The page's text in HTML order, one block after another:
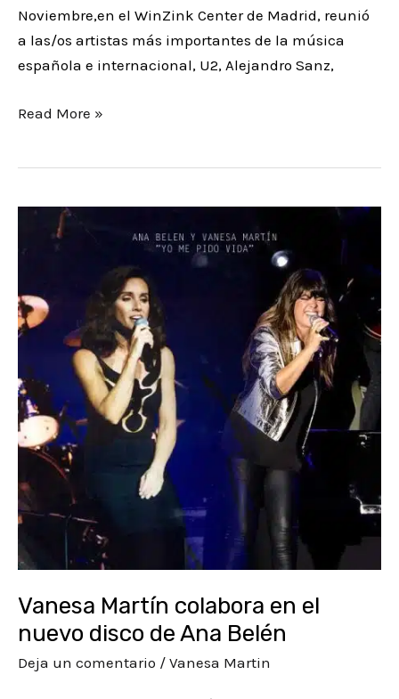
Noviembre,en el WinZink Center de Madrid, reunió
a las/os artistas más importantes de la música
española e internacional, U2, Alejandro Sanz,
Read More »
Vanesa Martín colabora en el
nuevo disco de Ana Belén
Deja un comentario / Vanesa Martin
Vanesa
Martín
en
el
nuevo
disco
de
Ana
Belén